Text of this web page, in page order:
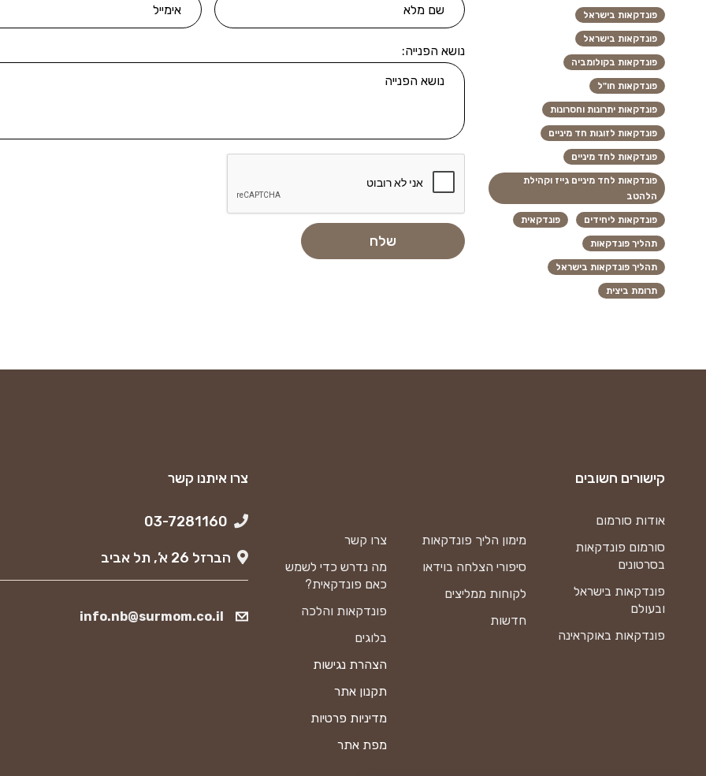
נושא הפנייה:
פונדקאות בישראל
פונדקאות בישראל
פונדקאות בקולומביה
פונדקאות חו"ל
פונדקאות יתרונות וחסרונות
פונדקאות לזוגות חד מיניים
פונדקאות לחד מיניים
פונדקאות לחד מיניים גייז וקהילת
הלהטב
פונדקאות ליחידים פונדקאית
תהליך פונדקאות
תהליך פונדקאות בישראל
תרומת ביצית
צרו איתנו קשר
הברזל 26 א’, תל אביב
info.nb@surmom.co.il
צרו קשר
מה נדרש כדי לשמש
כאם פונדקאית?
פונדקאות והלכה
בלוגים
הצהרת נגישות
תקנון אתר
מדיניות פרטיות
מפת אתר
מימון הליך פונדקאות
סיפורי הצלחה בוידאו
לקוחות ממליצים
חדשות
קישורים חשובים
אודות סורמום
סורמום פונדקאות
בסרטונים
פונדקאות בישראל
ובעולם
פונדקאות באוקראינה